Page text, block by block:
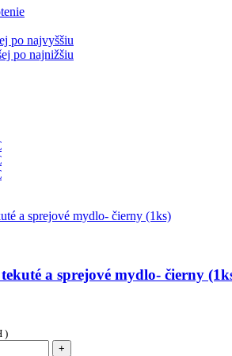
po najvyššiu
po najnižšiu
a sprejové mydlo- čierny
)